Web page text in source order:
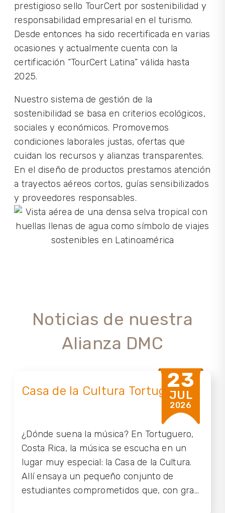
prestigioso sello TourCert por sostenibilidad y
responsabilidad empresarial en el turismo.
Desde entonces ha sido recertificada en varias
ocasiones y actualmente cuenta con la
certificación “TourCert Latina” válida hasta
2025.
Nuestro sistema de gestión de la
sostenibilidad se basa en criterios ecológicos,
sociales y económicos. Promovemos
condiciones laborales justas, ofertas que
cuidan los recursos y alianzas transparentes.
En el diseño de productos prestamos atención
a trayectos aéreos cortos, guías sensibilizados
y proveedores responsables.
Noticias de nuestra
Alianza DMC
23
JUL
2026
Casa de la Cultura Tortuguero
¿Dónde suena la música? En Tortuguero,
Costa Rica, la música se escucha en un
lugar muy especial: la Casa de la Cultura.
Allí ensaya un pequeño conjunto de
estudiantes comprometidos que, con gran